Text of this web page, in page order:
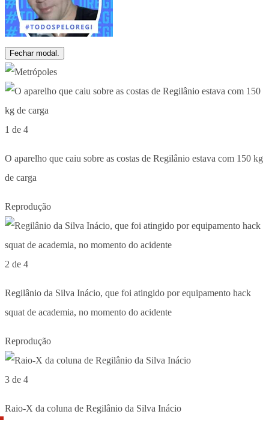
Fechar modal.
1 de 4
O aparelho que caiu sobre as costas de Regilânio estava com 150 kg
de carga
Reprodução
2 de 4
Regilânio da Silva Inácio, que foi atingido por equipamento hack
squat de academia, no momento do acidente
Reprodução
3 de 4
Raio-X da coluna de Regilânio da Silva Inácio